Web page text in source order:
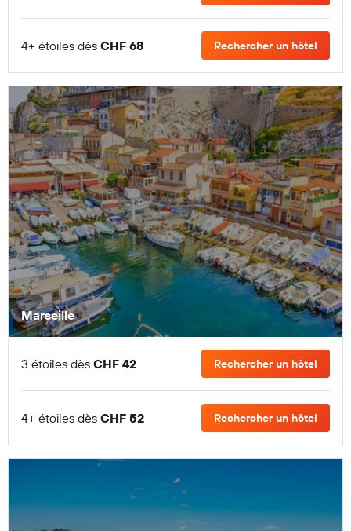
4+ étoiles dès CHF 68 Rechercher un hôtel
Marseille
3 étoiles dès CHF 42 Rechercher un hôtel
4+ étoiles dès CHF 52 Rechercher un hôtel